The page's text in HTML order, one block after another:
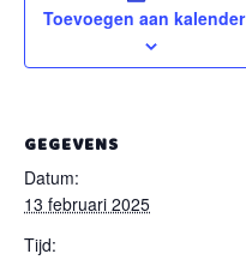
Toevoegen aan kalender
GEGEVENS
Datum:
13 februari 2025
Tijd: